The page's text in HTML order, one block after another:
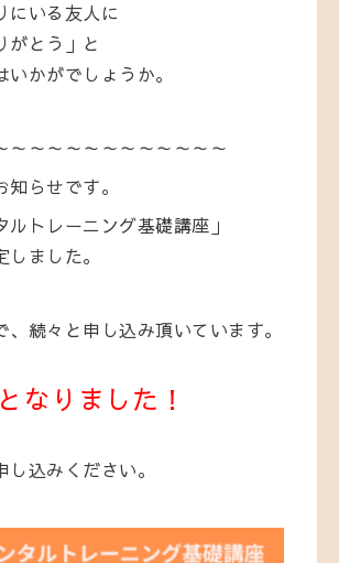
にいる友人に
がとう」と
かがでしょうか。
～～～～～～～～～～～～
らせです。
ルトレーニング基礎講座」
ました。
、続々と申し込み頂いています。
なりました！
し込みください。